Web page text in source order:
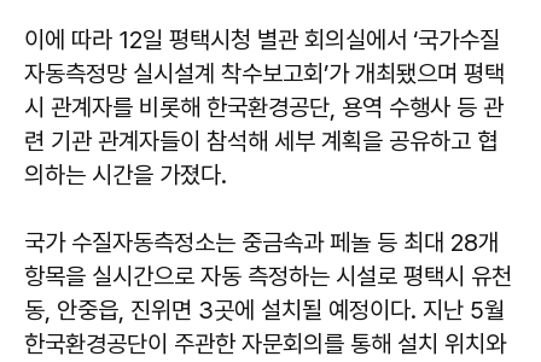
이에 따라 12일 평택시청 별관 회의실에서 ‘국가수질
자동측정망 실시설계 착수보고회’가 개최됐으며 평택
시 관계자를 비롯해 한국환경공단, 용역 수행사 등 관
련 기관 관계자들이 참석해 세부 계획을 공유하고 협
의하는 시간을 가졌다.
국가 수질자동측정소는 중금속과 페놀 등 최대 28개
항목을 실시간으로 자동 측정하는 시설로 평택시 유천
동, 안중읍, 진위면 3곳에 설치될 예정이다. 지난 5월
한국환경공단이 주관한 자문회의를 통해 설치 위치와